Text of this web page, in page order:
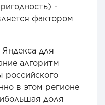
-
фактором
Яндекса для
алгоритм
российского
в этом регионе
доля